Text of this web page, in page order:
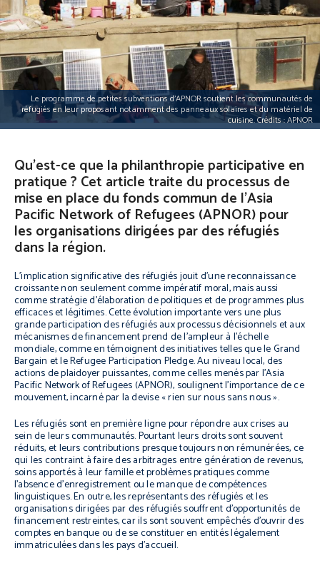
Le programme de petites subventions d’APNOR soutient les communautés de
réfugiés en leur proposant notamment des panneaux solaires et du matériel de
cuisine. Crédits : APNOR
Qu’est-ce que la philanthropie participative en
pratique ? Cet article traite du processus de
mise en place du fonds commun de l’Asia
Pacific Network of Refugees (APNOR) pour
les organisations dirigées par des réfugiés
dans la région.
L’implication significative des réfugiés jouit d’une reconnaissance
croissante non seulement comme impératif moral, mais aussi
comme stratégie d’élaboration de politiques et de programmes plus
efficaces et légitimes. Cette évolution importante vers une plus
grande participation des réfugiés aux processus décisionnels et aux
mécanismes de financement prend de l’ampleur à l’échelle
mondiale, comme en témoignent des initiatives telles que le Grand
Bargain et le Refugee Participation Pledge. Au niveau local, des
actions de plaidoyer puissantes, comme celles menés par l’Asia
Pacific Network of Refugees (APNOR), soulignent l’importance de ce
mouvement, incarné par la devise « rien sur nous sans nous ».
Les réfugiés sont en première ligne pour répondre aux crises au
sein de leurs communautés. Pourtant leurs droits sont souvent
réduits, et leurs contributions presque toujours non rémunérées, ce
qui les contraint à faire des arbitrages entre génération de revenus,
soins apportés à leur famille et problèmes pratiques comme
l’absence d’enregistrement ou le manque de compétences
linguistiques. En outre, les représentants des réfugiés et les
organisations dirigées par des réfugiés souffrent d’opportunités de
financement restreintes, car ils sont souvent empêchés d’ouvrir des
comptes en banque ou de se constituer en entités légalement
immatriculées dans les pays d’accueil.